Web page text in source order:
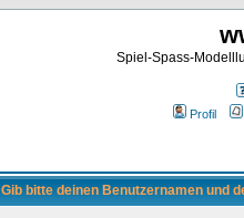
Spiel-Spass-
Profil
Gib bitte deinen Benutzernamen und